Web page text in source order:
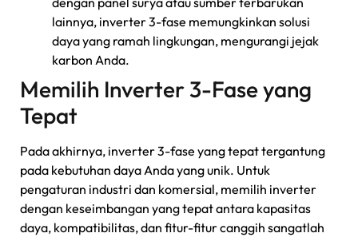
lainnya, inverter 3-fase memungkinkan solusi
daya yang ramah lingkungan, mengurangi jejak
karbon Anda.
Memilih Inverter 3-Fase yang
Tepat
Pada akhirnya, inverter 3-fase yang tepat tergantung
pada kebutuhan daya Anda yang unik. Untuk
pengaturan industri dan komersial, memilih inverter
dengan keseimbangan yang tepat antara kapasitas
daya, kompatibilitas, dan fitur-fitur canggih sangatlah